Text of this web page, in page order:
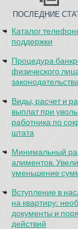
ПОСЛЕДНИЕ
Каталог
поддержки
Процедура
физического
законодательства
Виды, расчет и
выплат при
работника по
штата
Минимальный
алиментов.
уменьшение
Вступление в
на квартиру:
документы и
действий